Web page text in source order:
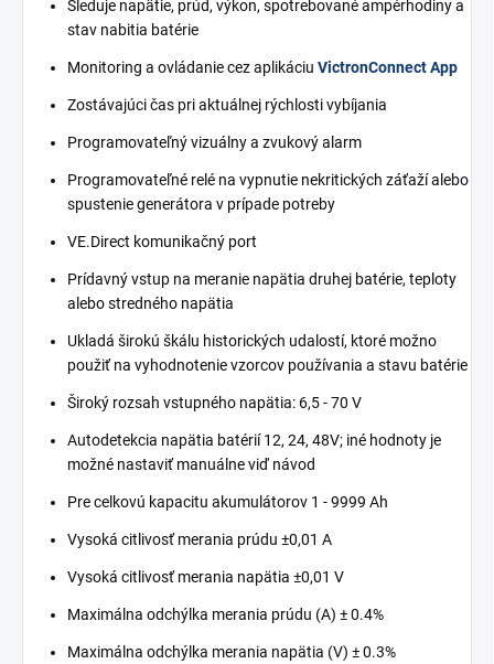
Sleduje napätie, prúd, výkon, spotrebované ampérhodiny a
stav nabitia batérie
Monitoring a ovládanie cez aplikáciu VictronConnect App
Zostávajúci čas pri aktuálnej rýchlosti vybíjania
Programovateľný vizuálny a zvukový alarm
Programovateľné relé na vypnutie nekritických záťaží alebo
spustenie generátora v prípade potreby
VE.Direct komunikačný port
Prídavný vstup na meranie napätia druhej batérie, teploty
alebo stredného napätia
Ukladá širokú škálu historických udalostí, ktoré možno
použiť na vyhodnotenie vzorcov používania a stavu batérie
Široký rozsah vstupného napätia: 6,5 - 70 V
Autodetekcia napätia batérií 12, 24, 48V; iné hodnoty je
možné nastaviť manuálne viď návod
Pre celkovú kapacitu akumulátorov 1 - 9999 Ah
Vysoká citlivosť merania prúdu ±0,01 A
Vysoká citlivosť merania napätia ±0,01 V
Maximálna odchýlka merania prúdu (A) ± 0.4%
Maximálna odchýlka merania napätia (V) ± 0.3%